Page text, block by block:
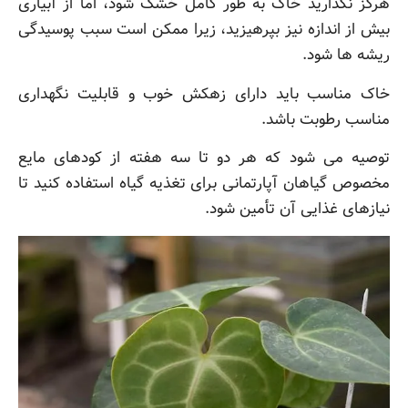
بیش از اندازه نیز بپرهیزید، زیرا ممکن است سبب پوسیدگی
ریشه ها شود.
خاک مناسب باید دارای زهکش خوب و قابلیت نگهداری
مناسب رطوبت باشد.
توصیه می شود که هر دو تا سه هفته از کودهای مایع
مخصوص گیاهان آپارتمانی برای تغذیه گیاه استفاده کنید تا
نیازهای غذایی آن تأمین شود.